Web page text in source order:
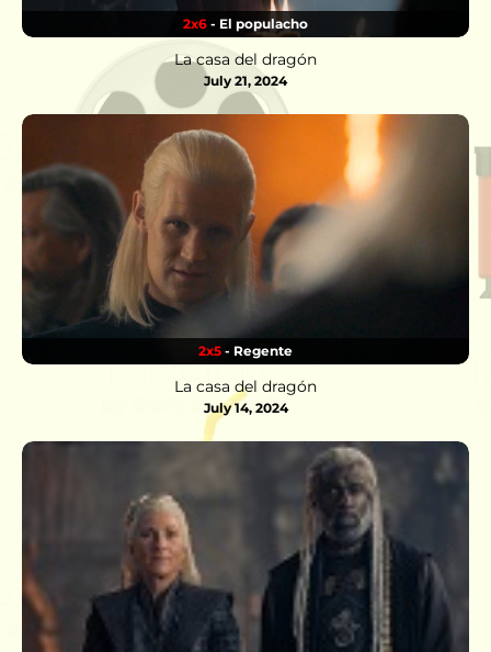
2x6 - El populacho
La casa del dragón
July 21, 2024
2x5 - Regente
La casa del dragón
July 14, 2024